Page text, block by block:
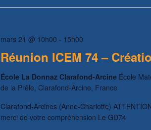
Réunion ICEM 74 –
mars 21 @ 10h00 - 15h00
École La Donnaz Clarafond-Arcine École
de la Prêle, Clarafond-Arcine, France
Clarafond-Arcines (Anne-Charlotte)
merci de votre compréhension Le GD74